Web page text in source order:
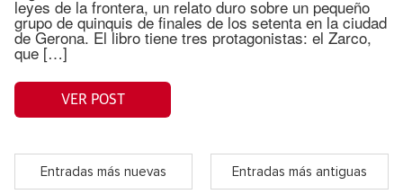
leyes de la frontera, un relato duro sobre un pequeño
grupo de quinquis de finales de los setenta en la ciudad
de Gerona. El libro tiene tres protagonistas: el Zarco,
que […]
VER POST
Entradas más nuevas Entradas más antiguas